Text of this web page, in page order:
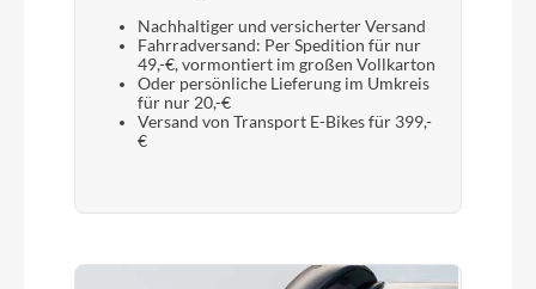
Nachhaltiger und versicherter Versand
Fahrradversand: Per Spedition für nur
49,-€, vormontiert im großen Vollkarton
Oder persönliche Lieferung im Umkreis
für nur 20,-€
Versand von Transport E-Bikes für 399,-
€